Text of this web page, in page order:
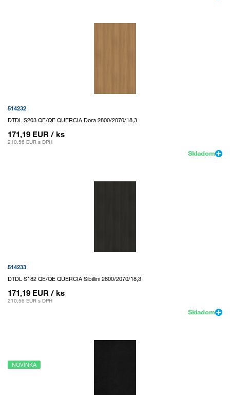
514232
DTDL S203 QE/QE QUERCIA Dora 2800/2070/18,3
171,19 EUR / ks
210,56 EUR s DPH
Skladom
514233
DTDL S182 QE/QE QUERCIA Sibillini 2800/2070/18,3
171,19 EUR / ks
210,56 EUR s DPH
Skladom
NOVINKA